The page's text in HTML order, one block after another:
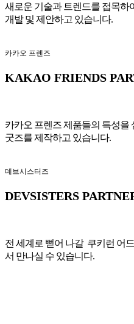
새로운 기술과 트렌드를 접목하
개발 및 제안하고 있습니다.
카카오 프렌즈
KAKAO FRIENDS
카카오 프렌즈 제품들의 특성을
굿즈를 제작하고 있습니다.
데브시스터즈
DEVSISTERS
전 세계로 뻗어 나갈 쿠키런 어
서 만나실 수 있습니다.